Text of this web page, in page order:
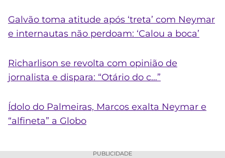
Galvão toma atitude após ‘treta’ com Neymar
e internautas não perdoam: ‘Calou a boca’
Richarlison se revolta com opinião de
jornalista e dispara: “Otário do c…”
Ídolo do Palmeiras, Marcos exalta Neymar e
“alfineta” a Globo
PUBLICIDADE